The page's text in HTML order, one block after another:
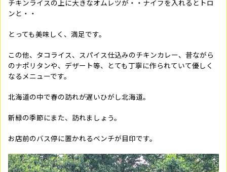
チキンライスの上に大きなオムレツが・・ナイフを入れるとトロ
ンと・・
とっても美味しく、満足です。
この他、タコライス、スパイス仕込みのチキンカレー、昔ながら
のナポリタンや、デザート等、とても丁寧に作られていて優しく
なるメニューです。
北海道の中で春の訪れが遅いひがし北海道。
新緑の季節にまた、訪れましょう。
お店前のバス停に置かれるベンチが目印です。